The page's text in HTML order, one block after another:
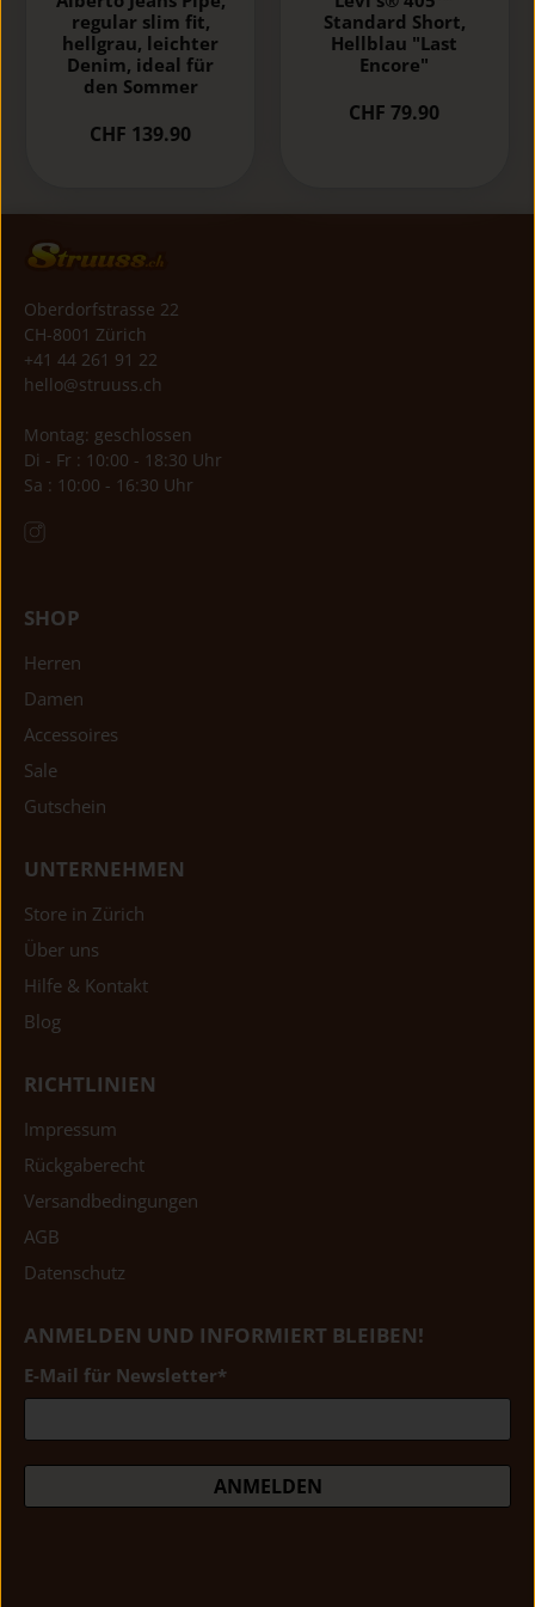
regular slim fit,
hellgrau, leichter
Denim, ideal für
den Sommer
CHF 139.90
Standard Short,
Hellblau "Last
Encore"
CHF 79.90
Oberdorfstrasse 22
CH-8001 Zürich
+41 44 261 91 22
hello@struuss.ch
Montag: geschlossen
Di - Fr : 10:00 - 18:30 Uhr
Sa : 10:00 - 16:30 Uhr
SHOP
Herren
Damen
Accessoires
Sale
Gutschein
UNTERNEHMEN
Store in Zürich
Über uns
Hilfe & Kontakt
Blog
RICHTLINIEN
Impressum
Rückgaberecht
Versandbedingungen
AGB
Datenschutz
ANMELDEN UND INFORMIERT BLEIBEN!
E-Mail für Newsletter*
ANMELDEN